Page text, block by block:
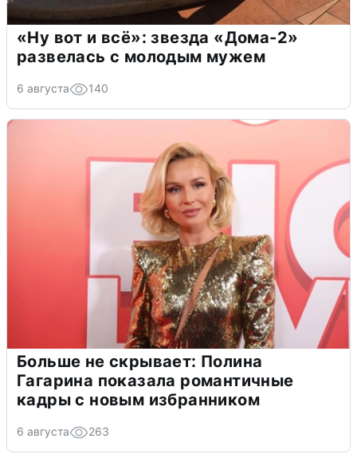
«Ну вот и всё»: звезда «Дома-2»
развелась с молодым мужем
6 августа 140
Больше не скрывает: Полина
Гагарина показала романтичные
кадры с новым избранником
6 августа 263